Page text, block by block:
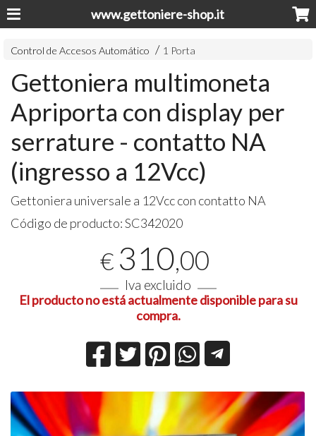
www.gettoniere-shop.it
Control de Accesos Automático 1 Porta
Gettoniera multimoneta
Apriporta con display per
serrature - contatto NA
(ingresso a 12Vcc)
Gettoniera universale a 12Vcc con contatto NA
Código de producto:SC342020
€ 310,00
Iva excluido
El producto no está actualmente disponible para su
compra.